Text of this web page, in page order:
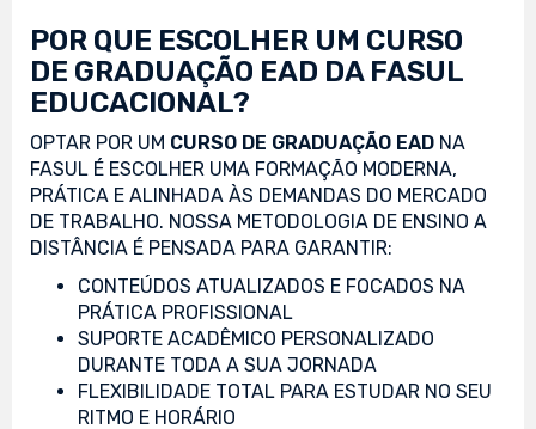
POR QUE ESCOLHER UM CURSO
DE GRADUAÇÃO EAD DA FASUL
EDUCACIONAL?
OPTAR POR UM CURSO DE GRADUAÇÃO EAD NA
FASUL É ESCOLHER UMA FORMAÇÃO MODERNA,
PRÁTICA E ALINHADA ÀS DEMANDAS DO MERCADO
DE TRABALHO. NOSSA METODOLOGIA DE ENSINO A
DISTÂNCIA É PENSADA PARA GARANTIR:
CONTEÚDOS ATUALIZADOS E FOCADOS NA
PRÁTICA PROFISSIONAL
SUPORTE ACADÊMICO PERSONALIZADO
DURANTE TODA A SUA JORNADA
FLEXIBILIDADE TOTAL PARA ESTUDAR NO SEU
RITMO E HORÁRIO